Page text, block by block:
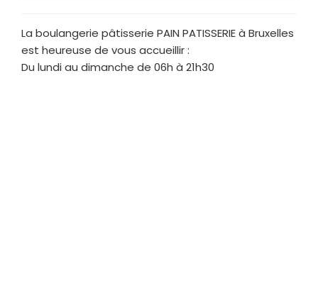
La boulangerie pâtisserie PAIN PATISSERIE à Bruxelles
est heureuse de vous accueillir :
Du lundi au dimanche de 06h à 21h30